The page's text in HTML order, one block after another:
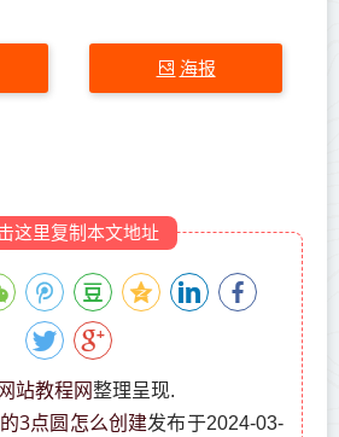
海报
这里复制本文地址
站教程网整理呈现.
的3点圆怎么创建发布于2024-03-